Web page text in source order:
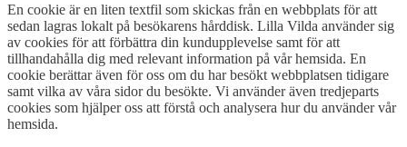
En cookie är en liten textfil som skickas från en webbplats för att
sedan lagras lokalt på besökarens hårddisk. Lilla Vilda använder sig
av cookies för att förbättra din kundupplevelse samt för att
tillhandahålla dig med relevant information på vår hemsida. En
cookie berättar även för oss om du har besökt webbplatsen tidigare
samt vilka av våra sidor du besökte. Vi använder även tredjeparts
cookies som hjälper oss att förstå och analysera hur du använder vår
hemsida.